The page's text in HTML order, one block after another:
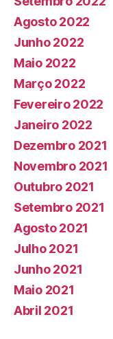
Agosto 2022
Junho 2022
Maio 2022
Março 2022
Fevereiro 2022
Janeiro 2022
Dezembro 2021
Novembro 2021
Outubro 2021
Setembro 2021
Agosto 2021
Julho 2021
Junho 2021
Maio 2021
Abril 2021